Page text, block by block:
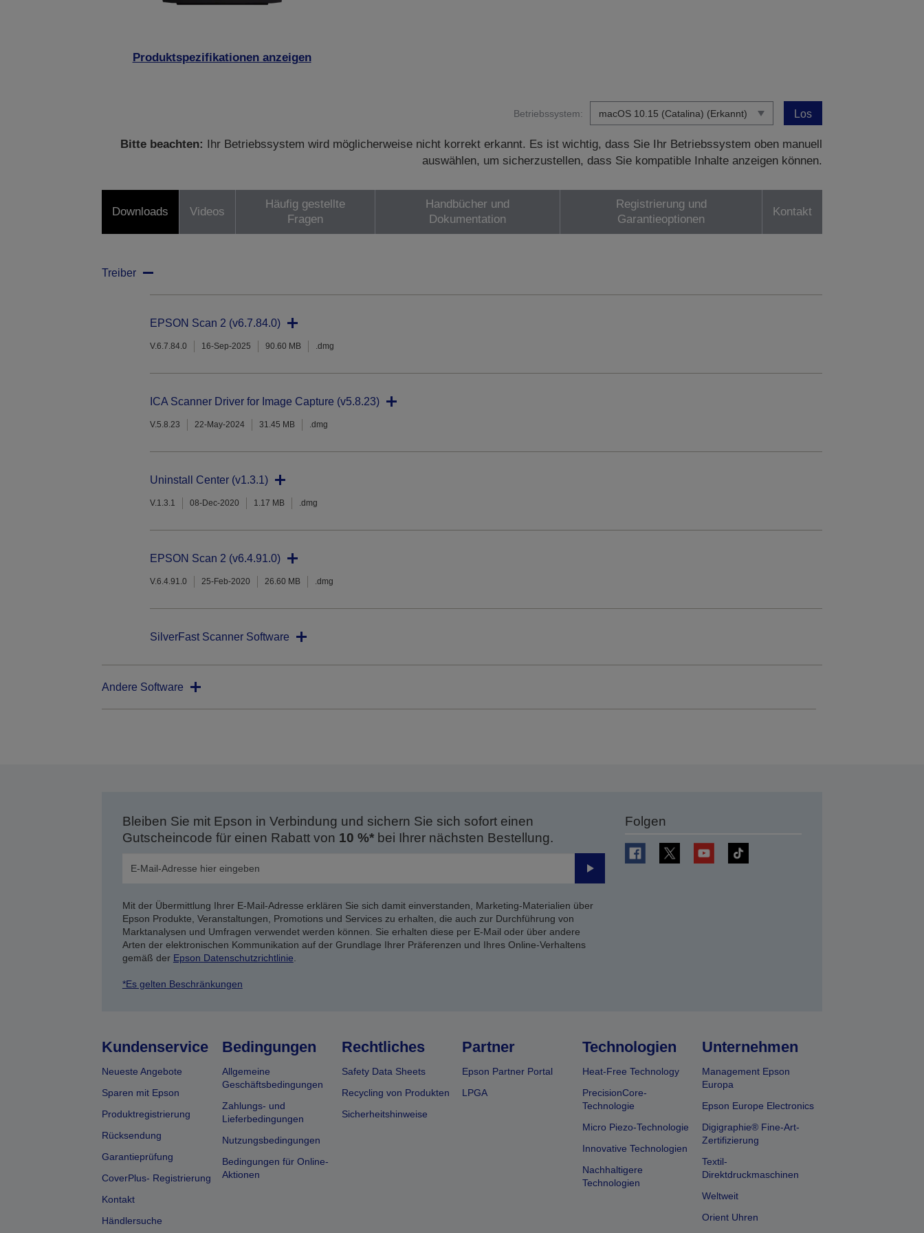
Produktspezifikationen anzeigen
Betriebssystem: Los
Bitte beachten:
Ihr Betriebssystem wird möglicherweise nicht korrekt erkannt. Es ist wichtig, dass Sie Ihr Betriebssystem oben manuell
auswählen, um sicherzustellen, dass Sie kompatible Inhalte anzeigen können.
Downloads Videos
Häufig gestellte
Fragen
Handbücher und
Dokumentation
Registrierung und
Garantieoptionen
Kontakt
Treiber
EPSON Scan 2 (v6.7.84.0)
V.6.7.84.0 16-Sep-2025 90.60 MB .dmg
ICA Scanner Driver for Image Capture (v5.8.23)
V.5.8.23 22-May-2024 31.45 MB .dmg
Uninstall Center (v1.3.1)
V.1.3.1 08-Dec-2020 1.17 MB .dmg
EPSON Scan 2 (v6.4.91.0)
V.6.4.91.0 25-Feb-2020 26.60 MB .dmg
SilverFast Scanner Software
Andere Software
Bleiben Sie mit Epson in Verbindung und sichern Sie sich sofort einen
Gutscheincode für einen Rabatt von 10 %*bei Ihrer nächsten Bestellung.
Senden
Mit der Übermittlung Ihrer E-Mail-Adresse erklären Sie sich damit einverstanden, Marketing-Materialien über
Epson Produkte, Veranstaltungen, Promotions und Services zu erhalten, die auch zur Durchführung von
Marktanalysen und Umfragen verwendet werden können. Sie erhalten diese per E-Mail oder über andere
Arten der elektronischen Kommunikation auf der Grundlage Ihrer Präferenzen und Ihres Online-Verhaltens
gemäß der Epson Datenschutzrichtlinie.
*Es gelten Beschränkungen
Folgen
Kundenservice
Neueste Angebote
Sparen mit Epson
Produktregistrierung
Rücksendung
Garantieprüfung
CoverPlus- Registrierung
Kontakt
Händlersuche
Bedingungen
Allgemeine
Geschäftsbedingungen
Zahlungs- und
Lieferbedingungen
Nutzungsbedingungen
Bedingungen für Online-
Aktionen
Rechtliches
Safety Data Sheets
Recycling von Produkten
Sicherheitshinweise
Partner
Epson Partner Portal
LPGA
Technologien
Heat-Free Technology
PrecisionCore-
Technologie
Micro Piezo-Technologie
Innovative Technologien
Nachhaltigere
Technologien
Unternehmen
Management Epson
Europa
Epson Europe Electronics
Digigraphie® Fine-Art-
Zertifizierung
Textil-
Direktdruckmaschinen
Weltweit
Orient Uhren